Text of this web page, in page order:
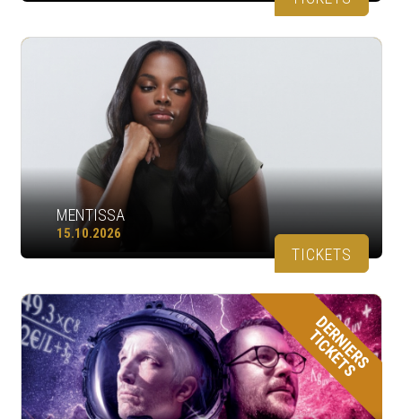
MENTISSA
15.10.2026
TICKETS
DERNIERS
TICKETS